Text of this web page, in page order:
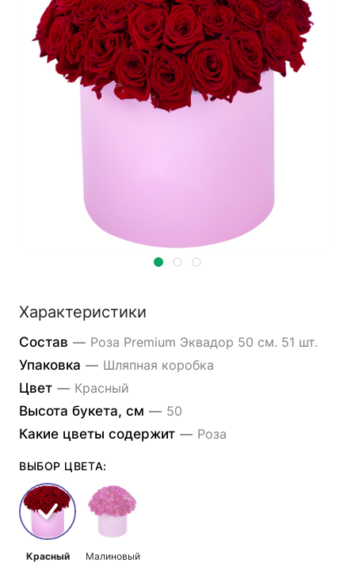
Характеристики
Состав — Роза Premium Эквадор 50 см. 51 шт.
Упаковка — Шляпная коробка
Цвет — Красный
Высота букета, см — 50
Какие цветы содержит — Роза
ВЫБОР ЦВЕТА:
Красный Малиновый